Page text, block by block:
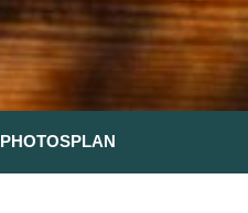
PHOTOSPLAN